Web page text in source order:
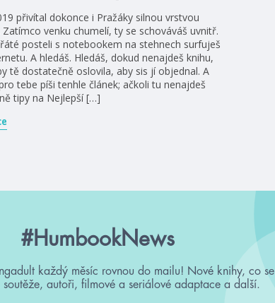
přivítal dokonce i Pražáky silnou vrstvou
Zatímco venku chumelí, ty se schováváš uvnitř.
posteli s notebookem na stehnech surfuješ
A hledáš. Hledáš, dokud nenajdeš knihu,
tě dostatečně oslovila, aby sis jí objednal. A
tebe píši tenhle článek; ačkoli tu nenajdeš
tipy na Nejlepší […]
#HumbookNews
každý měsíc rovnou do mailu! Nové knihy, co se
soutěže, autoři, filmové a seriálové adaptace a další.